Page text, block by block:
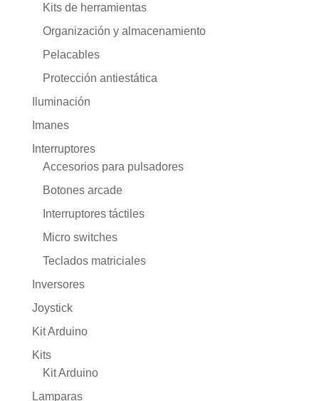
Kits de herramientas
Organización y almacenamiento
Pelacables
Protección antiestática
Iluminación
Imanes
Interruptores
Accesorios para pulsadores
Botones arcade
Interruptores táctiles
Micro switches
Teclados matriciales
Inversores
Joystick
Kit Arduino
Kits
Kit Arduino
Lamparas